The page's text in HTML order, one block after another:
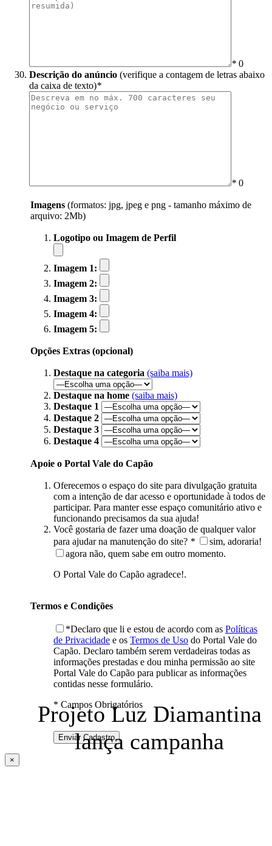
Projeto Luz Diamantina
lança campanha
* 0
Descrição do anúncio (verifique a contagem de letras abaixo
da caixa de texto)*
* 0
Imagens (formatos: jpg, jpeg e png - tamanho máximo de
arquivo: 2Mb)
Logotipo ou Imagem de Perfil
Imagem 1:
Imagem 2:
Imagem 3:
Imagem 4:
Imagem 5:
Opções Extras (opcional)
Destaque na categoria (saiba mais)
Destaque na home (saiba mais)
Destaque 1
Destaque 2
Destaque 3
Destaque 4
Apoie o Portal Vale do Capão
Oferecemos o espaço do site para divulgação gratuita
com a intenção de dar acesso e oportunidade à todos de
participar. Para manter esse espaço comunitário ativo e
funcionando precisamos da sua ajuda!
Você gostaria de fazer uma doação de qualquer valor
para ajudar na manutenção do site? *
sim, adoraria!
agora não, quem sabe em outro momento.
O Portal Vale do Capão agradece!.
Termos e Condições
*Declaro que li e estou de acordo com as Políticas
de Privacidade e os Termos de Uso do Portal Vale do
Capão. Declaro também serem verdadeiras todas as
informações prestadas e dou minha permissão ao site
Portal Vale do Capão para publicar as informações
contidas nesse formulário.
* Campos Obrigatórios
×